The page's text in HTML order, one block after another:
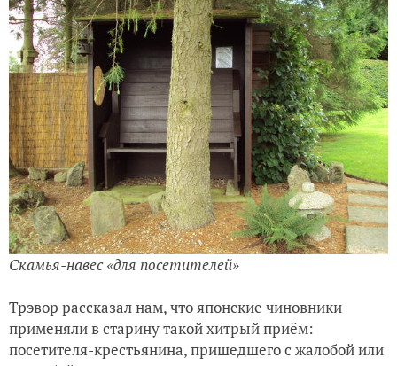
Скамья-навес «для посетителей»
Трэвор рассказал нам, что японские чиновники
применяли в старину такой хитрый приём:
посетителя-крестьянина, пришедшего с жалобой или